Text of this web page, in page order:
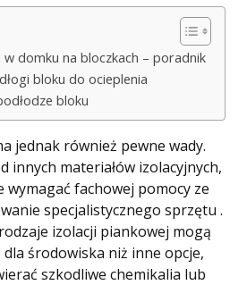
w domku na bloczkach – poradnik
bloku do ocieplenia
bloku
jednak również pewne wady.
innych materiałów izolacyjnych,
wymagać fachowej pomocy ze
specjalistycznego sprzętu .
izolacji piankowej mogą
środowiska niż inne opcje,
szkodliwe chemikalia lub